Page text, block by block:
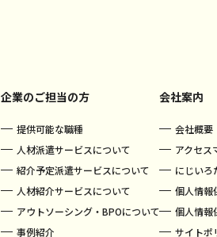
企業のご担当の方
提供可能な職種
人材派遣サービスについて
紹介予定派遣サービスについて
人材紹介サービスについて
アウトソーシング・BPOについて
事例紹介
会社案内
会社概要
アクセス
にじいろ
個人情報
個人情報
サイトポ